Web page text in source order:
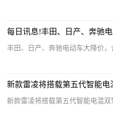
丰田、日产、奔驰电动车大降价，
新款雷凌将搭载第五代智能电
新款雷凌将搭载第五代智能电混双